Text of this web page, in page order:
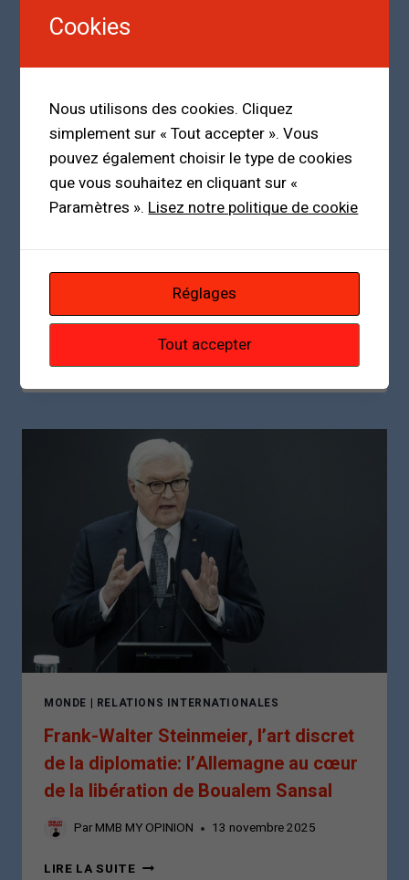
CHERCHER
L’APAISEMENT
MONDE
Donald Trump : une passerelle
inattendue entre football et politique
ParMamadou Malal Bah 20 novembre 2025
LIRE LA SUITE
QUAND
RONALDO
DONALD
TRUMP
UNE
PASSERELLE
INATTENDUE
ENTRE
FOOTBALL
ET
POLITIQUE
MONDE | RELATIONS INTERNATIONALES
Frank-Walter Steinmeier, l’art discret
de la diplomatie: l’Allemagne au cœur
de la libération de Boualem Sansal
Par MMB MY OPINION 13 novembre 2025
LIRE LA SUITEFRANK-
Cookies
Nous utilisons des cookies. Cliquez
simplement sur « Tout accepter ». Vous
pouvez également choisir le type de cookies
que vous souhaitez en cliquant sur «
Paramètres ».Lisez notre politique de cookie
Réglages
Tout accepter